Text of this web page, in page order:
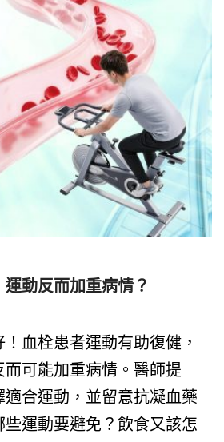
動反而加重病情？
血栓患者運動有助復健，
可能加重病情。醫師提
合運動，並留意抗凝血藥
運動要避免？飲食又該怎